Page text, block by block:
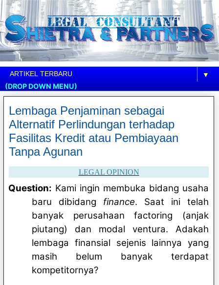
▼
(DROP DOWN MENU)
Lembaga Penjaminan sebagai
Alternatif Perlindungan terhadap
Fasilitas Kredit atau Pembiayaan
Tanpa Agunan
LEGAL OPINION
Question: Kami ingin membuka bidang usaha
baru dibidang finance. Saat ini telah
banyak perusahaan factoring (anjak
piutang) dan modal ventura. Adakah
lembaga finansial sejenis lainnya yang
masih belum banyak terdapat
kompetitornya?